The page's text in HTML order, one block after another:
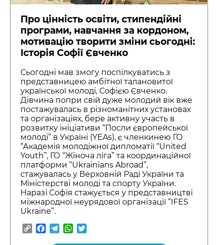
Про цінність освіти, стипендійні
програми, навчання за кордоном,
мотивацію творити зміни сьогодні:
Історія Софії Євченко
Сьогодні мав змогу поспілкуватись з
представницею амбітної талановитої
української молоді, Софією Євченко.
Дівчина попри свій дуже молодий вік вже
постажувалась в різноманітних установах
та організаціях, бере активну участь в
розвитку ініціативи “Посли європейської
молоді” в Україні (YEAs), є членкинею ГО
“Академія молодіжної дипломатії “United
Youth”, ГО “Жіноча ліга” та координаційної
платформи “Ukrainians Abroad”,
стажувалась у Верховній Раді України та
Міністерстві молоді та спорту України.
Наразі Софія стажується у представництві
міжнародної неурядової організації “IFES
Ukraine”.
CopyFacebook
TelegramWhatsApp